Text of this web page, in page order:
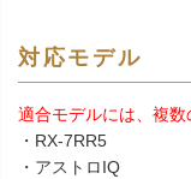
対応モデル
適合モデルには、複数
・RX-7RR5
・アストロIQ